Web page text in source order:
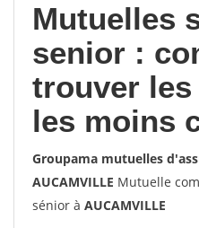
Mutuelles
senior :
trouver
les moins
Groupama mutuelles
AUCAMVILLE Mutuelle
sénior à AUCAMVILLE